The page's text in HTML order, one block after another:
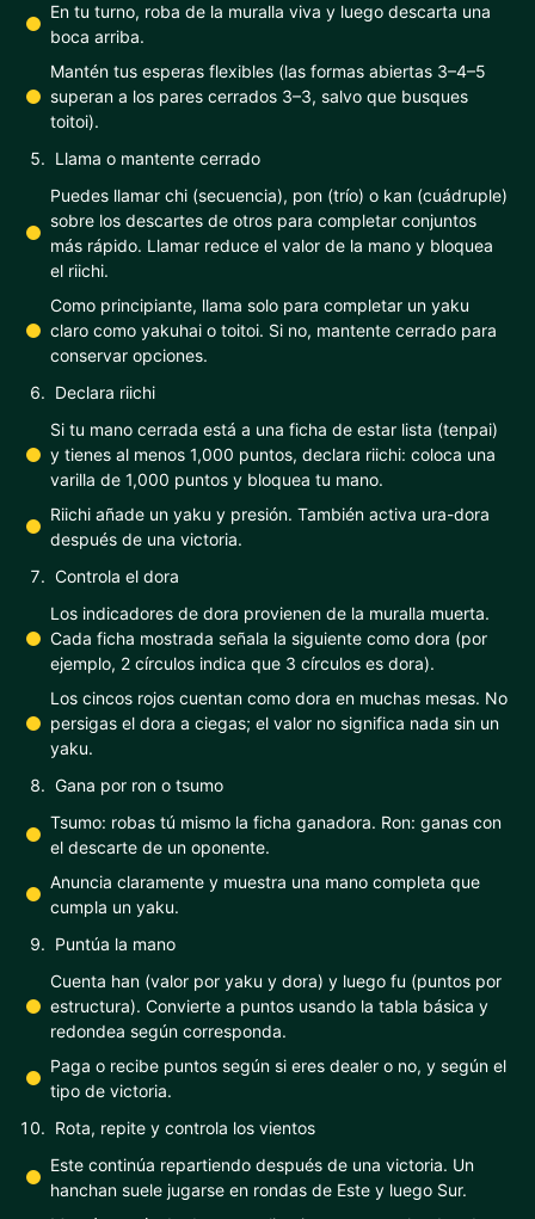
En tu turno, roba de la muralla viva y luego descarta una
boca arriba.
Mantén tus esperas flexibles (las formas abiertas 3–4–5
superan a los pares cerrados 3–3, salvo que busques
toitoi).
Llama o mantente cerrado
Puedes llamar chi (secuencia), pon (trío) o kan (cuádruple)
sobre los descartes de otros para completar conjuntos
más rápido. Llamar reduce el valor de la mano y bloquea
el riichi.
Como principiante, llama solo para completar un yaku
claro como yakuhai o toitoi. Si no, mantente cerrado para
conservar opciones.
Declara riichi
Si tu mano cerrada está a una ficha de estar lista (tenpai)
y tienes al menos 1,000 puntos, declara riichi: coloca una
varilla de 1,000 puntos y bloquea tu mano.
Riichi añade un yaku y presión. También activa ura-dora
después de una victoria.
Controla el dora
Los indicadores de dora provienen de la muralla muerta.
Cada ficha mostrada señala la siguiente como dora (por
ejemplo, 2 círculos indica que 3 círculos es dora).
Los cincos rojos cuentan como dora en muchas mesas. No
persigas el dora a ciegas; el valor no significa nada sin un
yaku.
Gana por ron o tsumo
Tsumo: robas tú mismo la ficha ganadora. Ron: ganas con
el descarte de un oponente.
Anuncia claramente y muestra una mano completa que
cumpla un yaku.
Puntúa la mano
Cuenta han (valor por yaku y dora) y luego fu (puntos por
estructura). Convierte a puntos usando la tabla básica y
redondea según corresponda.
Paga o recibe puntos según si eres dealer o no, y según el
tipo de victoria.
Rota, repite y controla los vientos
Este continúa repartiendo después de una victoria. Un
hanchan suele jugarse en rondas de Este y luego Sur.